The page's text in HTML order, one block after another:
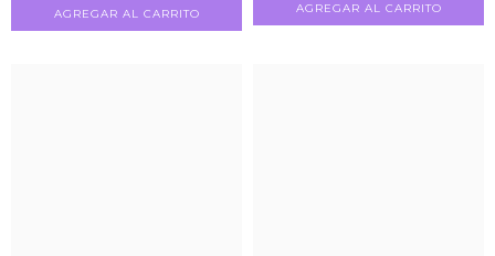
AGREGAR AL CARRITO AGREGAR AL CARRITO